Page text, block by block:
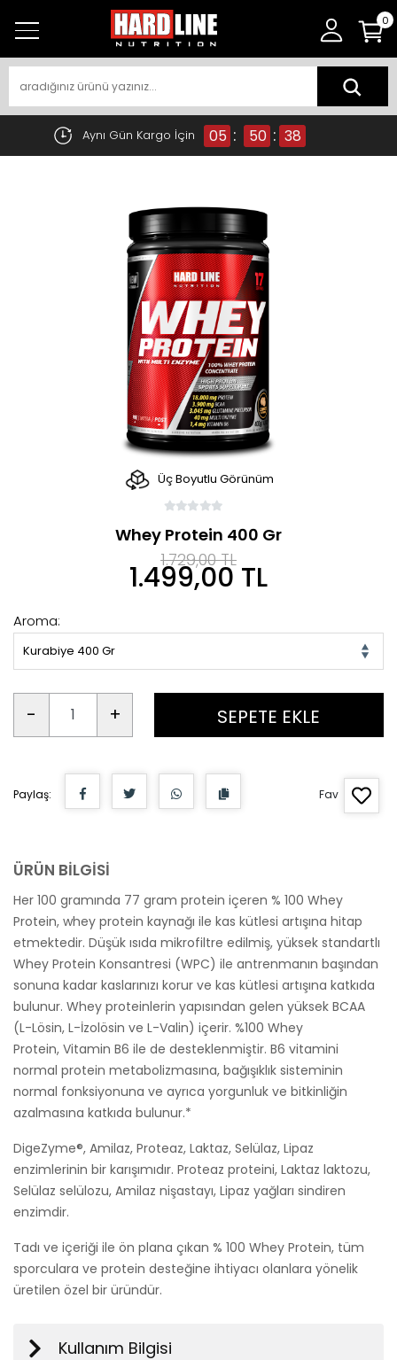
0
Aynı Gün Kargo İçin 05 : 50 : 38
Üç Boyutlu Görünüm
Whey Protein 400 Gr
1.729,00 TL
1.499,00 TL
Aroma:
Kurabiye 400 Gr
- + SEPETE EKLE
Paylaş: Fav
ÜRÜN BİLGİSİ
Her 100 gramında 77 gram protein içeren % 100 Whey
Protein, whey protein kaynağı ile kas kütlesi artışına hitap
etmektedir. Düşük ısıda mikrofiltre edilmiş, yüksek standartlı
Whey Protein Konsantresi (WPC) ile antrenmanın başından
sonuna kadar kaslarınızı korur ve kas kütlesi artışına katkıda
bulunur. Whey proteinlerin yapısından gelen yüksek BCAA
(L-Lösin, L-İzolösin ve L-Valin) içerir. %100 Whey
Protein, Vitamin B6 ile de desteklenmiştir. B6 vitamini
normal protein metabolizmasına, bağışıklık sisteminin
normal fonksiyonuna ve ayrıca yorgunluk ve bitkinliğin
azalmasına katkıda bulunur.*
DigeZyme®, Amilaz, Proteaz, Laktaz, Selülaz, Lipaz
enzimlerinin bir karışımıdır. Proteaz proteini, Laktaz laktozu,
Selülaz selülozu, Amilaz nişastayı, Lipaz yağları sindiren
enzimdir.
Tadı ve içeriği ile ön plana çıkan % 100 Whey Protein, tüm
sporculara ve protein desteğine ihtiyacı olanlara yönelik
üretilen özel bir üründür.
Kullanım Bilgisi